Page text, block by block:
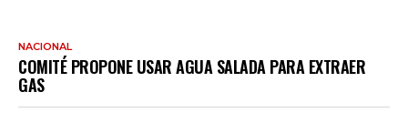
NACIONAL
COMITÉ PROPONE USAR AGUA SALADA PARA EXTRAER
GAS